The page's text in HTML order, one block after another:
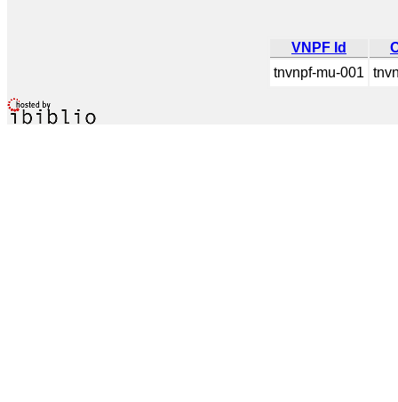
VNPF Id
tnvnpf-mu-001